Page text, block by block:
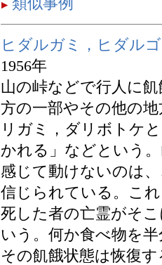
ヒダルガミ，ヒダル
1956年
山の峠などで行人に
方の一部やその他の
リガミ，ダリボトケ
かれる」などという
感じて動けないのは
信じられている。こ
死した者の亡霊がそ
いう。何か食べ物を
その飢餓状態は恢復